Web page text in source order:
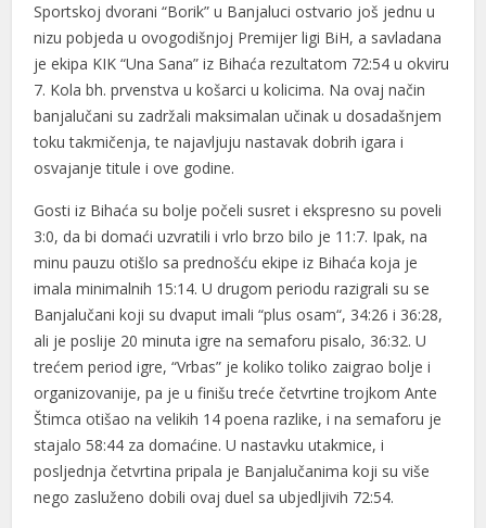
Sportskoj dvorani “Borik” u Banjaluci ostvario još jednu u
nizu pobjeda u ovogodišnjoj Premijer ligi BiH, a savladana
je ekipa KIK “Una Sana” iz Bihaća rezultatom 72:54 u okviru
7. Kola bh. prvenstva u košarci u kolicima. Na ovaj način
banjalučani su zadržali maksimalan učinak u dosadašnjem
toku takmičenja, te najavljuju nastavak dobrih igara i
osvajanje titule i ove godine.
Gosti iz Bihaća su bolje počeli susret i ekspresno su poveli
3:0, da bi domaći uzvratili i vrlo brzo bilo je 11:7. Ipak, na
minu pauzu otišlo sa prednošću ekipe iz Bihaća koja je
imala minimalnih 15:14. U drugom periodu razigrali su se
Banjalučani koji su dvaput imali “plus osam“, 34:26 i 36:28,
ali je poslije 20 minuta igre na semaforu pisalo, 36:32. U
trećem period igre, “Vrbas” je koliko toliko zaigrao bolje i
organizovanije, pa je u finišu treće četvrtine trojkom Ante
Štimca otišao na velikih 14 poena razlike, i na semaforu je
stajalo 58:44 za domaćine. U nastavku utakmice, i
posljednja četvrtina pripala je Banjalučanima koji su više
nego zasluženo dobili ovaj duel sa ubjedljivih 72:54.